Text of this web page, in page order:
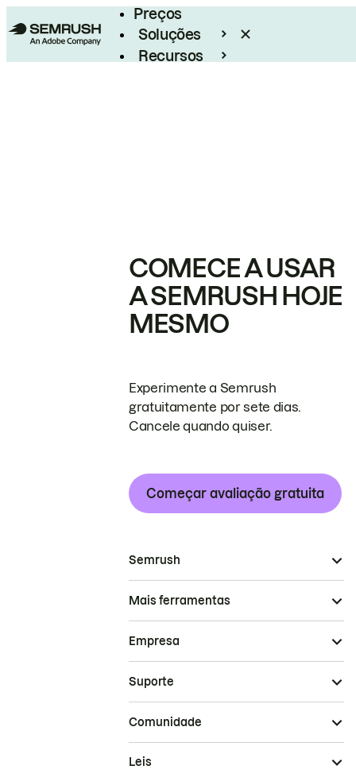
Preços
Soluções
Recursos
COMECE A USAR
A SEMRUSH HOJE
MESMO
Experimente a Semrush
gratuitamente por sete dias.
Cancele quando quiser.
Começar avaliação gratuita
Semrush
Mais ferramentas
Empresa
Suporte
Comunidade
Leis